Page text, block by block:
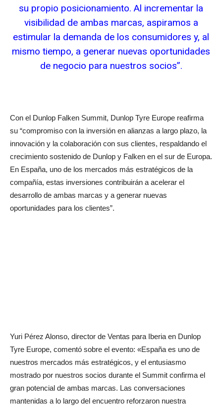
su propio posicionamiento. Al incrementar la
visibilidad de ambas marcas, aspiramos a
estimular la demanda de los consumidores y, al
mismo tiempo, a generar nuevas oportunidades
de negocio para nuestros socios”.
Con el Dunlop Falken Summit, Dunlop Tyre Europe reafirma
su “compromiso con la inversión en alianzas a largo plazo, la
innovación y la colaboración con sus clientes, respaldando el
crecimiento sostenido de Dunlop y Falken en el sur de Europa.
En España, uno de los mercados más estratégicos de la
compañía, estas inversiones contribuirán a acelerar el
desarrollo de ambas marcas y a generar nuevas
oportunidades para los clientes”.
Yuri Pérez Alonso, director de Ventas para Iberia en Dunlop
Tyre Europe, comentó sobre el evento: «España es uno de
nuestros mercados más estratégicos, y el entusiasmo
mostrado por nuestros socios durante el Summit confirma el
gran potencial de ambas marcas. Las conversaciones
mantenidas a lo largo del encuentro reforzaron nuestra